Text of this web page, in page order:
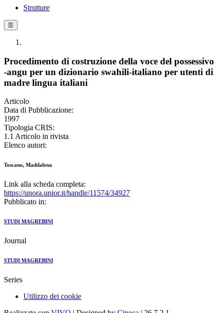
Strutture
☰
Procedimento di costruzione della voce del possessivo
-angu per un dizionario swahili-italiano per utenti di
madre lingua italiani
Articolo
Data di Pubblicazione:
1997
Tipologia CRIS:
1.1 Articolo in rivista
Elenco autori:
Toscano, Maddalena
Link alla scheda completa:
https://unora.unior.it/handle/11574/34927
Pubblicato in:
STUDI MAGREBINI
Journal
STUDI MAGREBINI
Series
Utilizzo dei cookie